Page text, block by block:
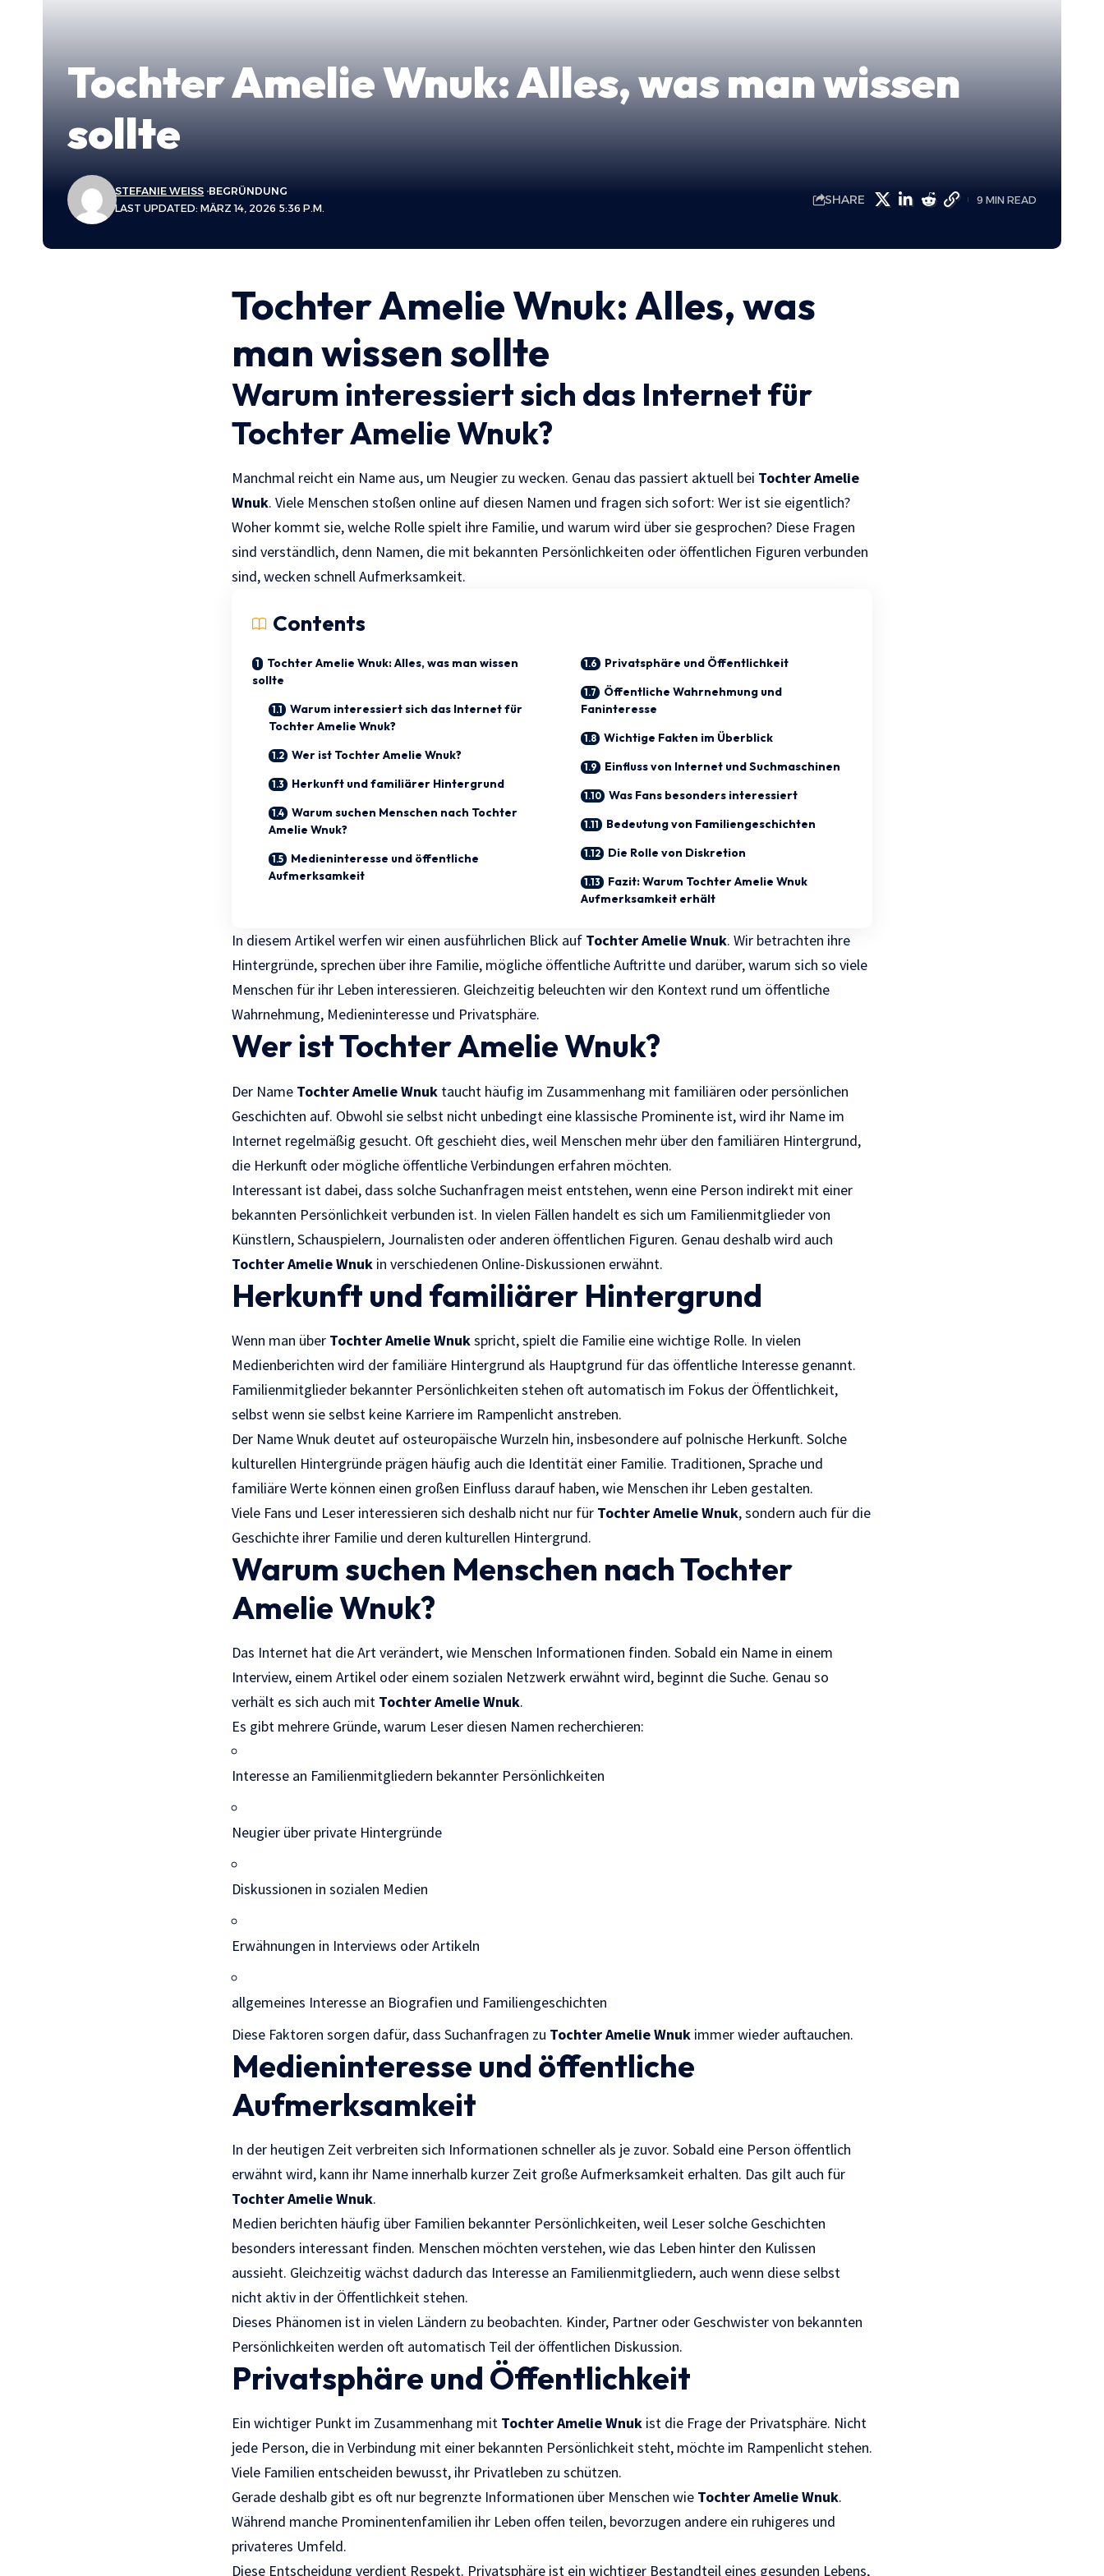
Tochter Amelie Wnuk: Alles, was man wissen
sollte
LAST UPDATED: MÄRZ 14, 2026 5:36 P.M.
STEFANIE WEISS BEGRÜNDUNG
SHARE 9 MIN READ
Tochter Amelie Wnuk: Alles, was
man wissen sollte
Warum interessiert sich das Internet für
Tochter Amelie Wnuk?
Manchmal reicht ein Name aus, um Neugier zu wecken. Genau das passiert aktuell bei Tochter Amelie
Wnuk. Viele Menschen stoßen online auf diesen Namen und fragen sich sofort: Wer ist sie eigentlich?
Woher kommt sie, welche Rolle spielt ihre Familie, und warum wird über sie gesprochen? Diese Fragen
sind verständlich, denn Namen, die mit bekannten Persönlichkeiten oder öffentlichen Figuren verbunden
sind, wecken schnell Aufmerksamkeit.
Contents
Tochter Amelie Wnuk: Alles, was man wissen
sollte
Warum interessiert sich das Internet für
Tochter Amelie Wnuk?
Wer ist Tochter Amelie Wnuk?
Herkunft und familiärer Hintergrund
Warum suchen Menschen nach Tochter
Amelie Wnuk?
Medieninteresse und öffentliche
Aufmerksamkeit
Privatsphäre und Öffentlichkeit
Öffentliche Wahrnehmung und
Faninteresse
Wichtige Fakten im Überblick
Einfluss von Internet und Suchmaschinen
Was Fans besonders interessiert
Bedeutung von Familiengeschichten
Die Rolle von Diskretion
Fazit: Warum Tochter Amelie Wnuk
Aufmerksamkeit erhält
In diesem Artikel werfen wir einen ausführlichen Blick auf Tochter Amelie Wnuk. Wir betrachten ihre
Hintergründe, sprechen über ihre Familie, mögliche öffentliche Auftritte und darüber, warum sich so viele
Menschen für ihr Leben interessieren. Gleichzeitig beleuchten wir den Kontext rund um öffentliche
Wahrnehmung, Medieninteresse und Privatsphäre.
Wer ist Tochter Amelie Wnuk?
Der Name Tochter Amelie Wnuk taucht häufig im Zusammenhang mit familiären oder persönlichen
Geschichten auf. Obwohl sie selbst nicht unbedingt eine klassische Prominente ist, wird ihr Name im
Internet regelmäßig gesucht. Oft geschieht dies, weil Menschen mehr über den familiären Hintergrund,
die Herkunft oder mögliche öffentliche Verbindungen erfahren möchten.
Interessant ist dabei, dass solche Suchanfragen meist entstehen, wenn eine Person indirekt mit einer
bekannten Persönlichkeit verbunden ist. In vielen Fällen handelt es sich um Familienmitglieder von
Künstlern, Schauspielern, Journalisten oder anderen öffentlichen Figuren. Genau deshalb wird auch
Tochter Amelie Wnuk in verschiedenen Online-Diskussionen erwähnt.
Herkunft und familiärer Hintergrund
Wenn man über Tochter Amelie Wnukspricht, spielt die Familie eine wichtige Rolle. In vielen
Medienberichten wird der familiäre Hintergrund als Hauptgrund für das öffentliche Interesse genannt.
Familienmitglieder bekannter Persönlichkeiten stehen oft automatisch im Fokus der Öffentlichkeit,
selbst wenn sie selbst keine Karriere im Rampenlicht anstreben.
Der Name Wnuk deutet auf osteuropäische Wurzeln hin, insbesondere auf polnische Herkunft. Solche
kulturellen Hintergründe prägen häufig auch die Identität einer Familie. Traditionen, Sprache und
familiäre Werte können einen großen Einfluss darauf haben, wie Menschen ihr Leben gestalten.
Viele Fans und Leser interessieren sich deshalb nicht nur für Tochter Amelie Wnuk, sondern auch für die
Geschichte ihrer Familie und deren kulturellen Hintergrund.
Warum suchen Menschen nach Tochter
Amelie Wnuk?
Das Internet hat die Art verändert, wie Menschen Informationen finden. Sobald ein Name in einem
Interview, einem Artikel oder einem sozialen Netzwerk erwähnt wird, beginnt die Suche. Genau so
verhält es sich auch mit Tochter Amelie Wnuk.
Es gibt mehrere Gründe, warum Leser diesen Namen recherchieren:
Interesse an Familienmitgliedern bekannter Persönlichkeiten
Neugier über private Hintergründe
Diskussionen in sozialen Medien
Erwähnungen in Interviews oder Artikeln
allgemeines Interesse an Biografien und Familiengeschichten
Diese Faktoren sorgen dafür, dass Suchanfragen zu Tochter Amelie Wnuk immer wieder auftauchen.
Medieninteresse und öffentliche
Aufmerksamkeit
In der heutigen Zeit verbreiten sich Informationen schneller als je zuvor. Sobald eine Person öffentlich
erwähnt wird, kann ihr Name innerhalb kurzer Zeit große Aufmerksamkeit erhalten. Das gilt auch für
Tochter Amelie Wnuk.
Medien berichten häufig über Familien bekannter Persönlichkeiten, weil Leser solche Geschichten
besonders interessant finden. Menschen möchten verstehen, wie das Leben hinter den Kulissen
aussieht. Gleichzeitig wächst dadurch das Interesse an Familienmitgliedern, auch wenn diese selbst
nicht aktiv in der Öffentlichkeit stehen.
Dieses Phänomen ist in vielen Ländern zu beobachten. Kinder, Partner oder Geschwister von bekannten
Persönlichkeiten werden oft automatisch Teil der öffentlichen Diskussion.
Privatsphäre und Öffentlichkeit
Ein wichtiger Punkt im Zusammenhang mit Tochter Amelie Wnuk ist die Frage der Privatsphäre. Nicht
jede Person, die in Verbindung mit einer bekannten Persönlichkeit steht, möchte im Rampenlicht stehen.
Viele Familien entscheiden bewusst, ihr Privatleben zu schützen.
Gerade deshalb gibt es oft nur begrenzte Informationen über Menschen wie Tochter Amelie Wnuk.
Während manche Prominentenfamilien ihr Leben offen teilen, bevorzugen andere ein ruhigeres und
privateres Umfeld.
Diese Entscheidung verdient Respekt. Privatsphäre ist ein wichtiger Bestandteil eines gesunden Lebens,